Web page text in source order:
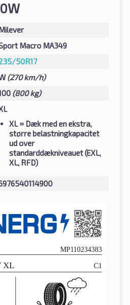
Macro MA349
50R17
(270 km/h)
(800 kg)
XL= Dæk med en ekstra,
større belastningkapacitet
ud over
standarddækniveauet (EXL,
XL, RFD)